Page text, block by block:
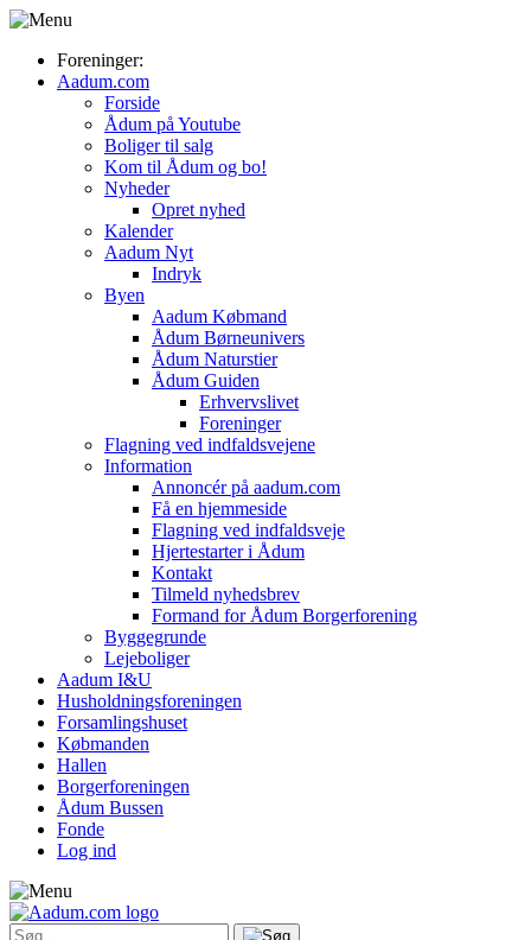
Foreninger:
Aadum.com
Forside
Ådum på Youtube
Boliger til salg
Kom til Ådum og bo!
Nyheder
Opret nyhed
Kalender
Aadum Nyt
Indryk
Byen
Aadum Købmand
Ådum Børneunivers
Ådum Naturstier
Ådum Guiden
Erhvervslivet
Foreninger
Flagning ved indfaldsvejene
Information
Annoncér på aadum.com
Få en hjemmeside
Flagning ved indfaldsveje
Hjertestarter i Ådum
Kontakt
Tilmeld nyhedsbrev
Formand for Ådum Borgerforening
Byggegrunde
Lejeboliger
Aadum I&U
Husholdningsforeningen
Forsamlingshuset
Købmanden
Hallen
Borgerforeningen
Ådum Bussen
Fonde
Log ind